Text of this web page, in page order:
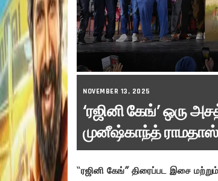
NOVEMBER 13, 2025
‘ரஜினி கேங்’ ஒரு
முனீஷ்காந்த் ராமதாஸ்
“ரஜினி கேங்” திரைப்பட இசை